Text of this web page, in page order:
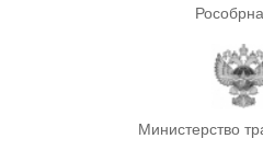
Министерство